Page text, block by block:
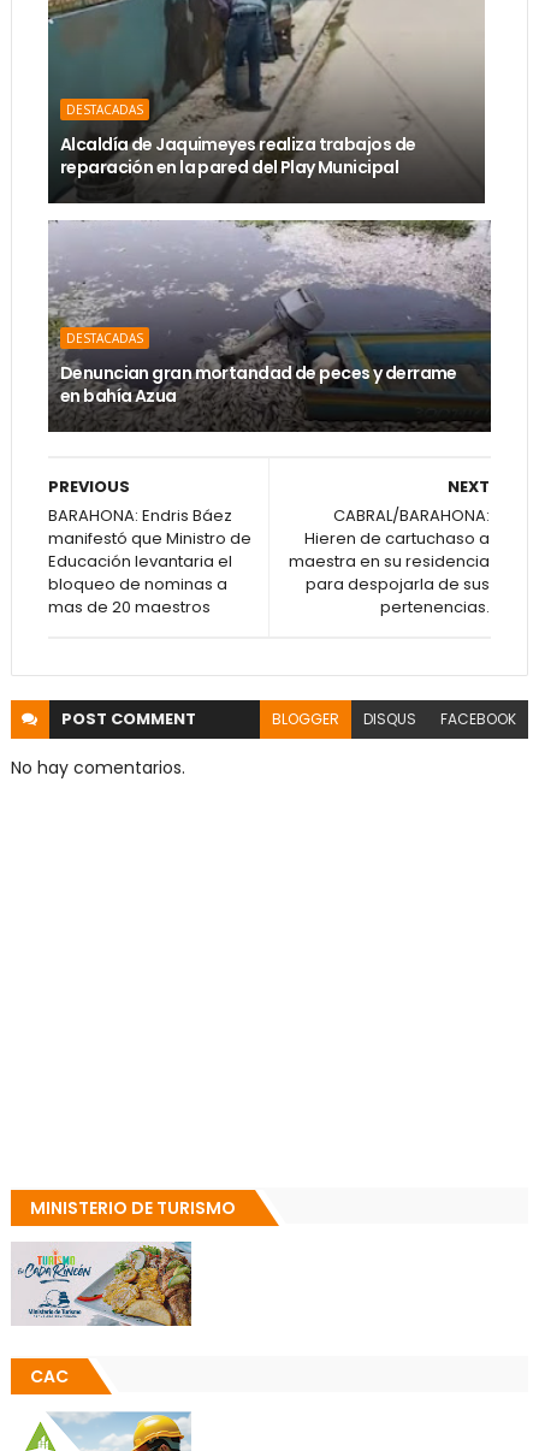
DESTACADAS
Alcaldía de Jaquimeyes realiza trabajos de
reparación en la pared del Play Municipal
DESTACADAS
Denuncian gran mortandad de peces y derrame
en bahía Azua
NEXT
CABRAL/BARAHONA:
Hieren de cartuchaso a
maestra en su residencia
para despojarla de sus
pertenencias.
PREVIOUS
BARAHONA: Endris Báez
manifestó que Ministro de
Educación levantaria el
bloqueo de nominas a
mas de 20 maestros
POST COMMENT BLOGGER DISQUS FACEBOOK
No hay comentarios.
MINISTERIO DE TURISMO
CAC